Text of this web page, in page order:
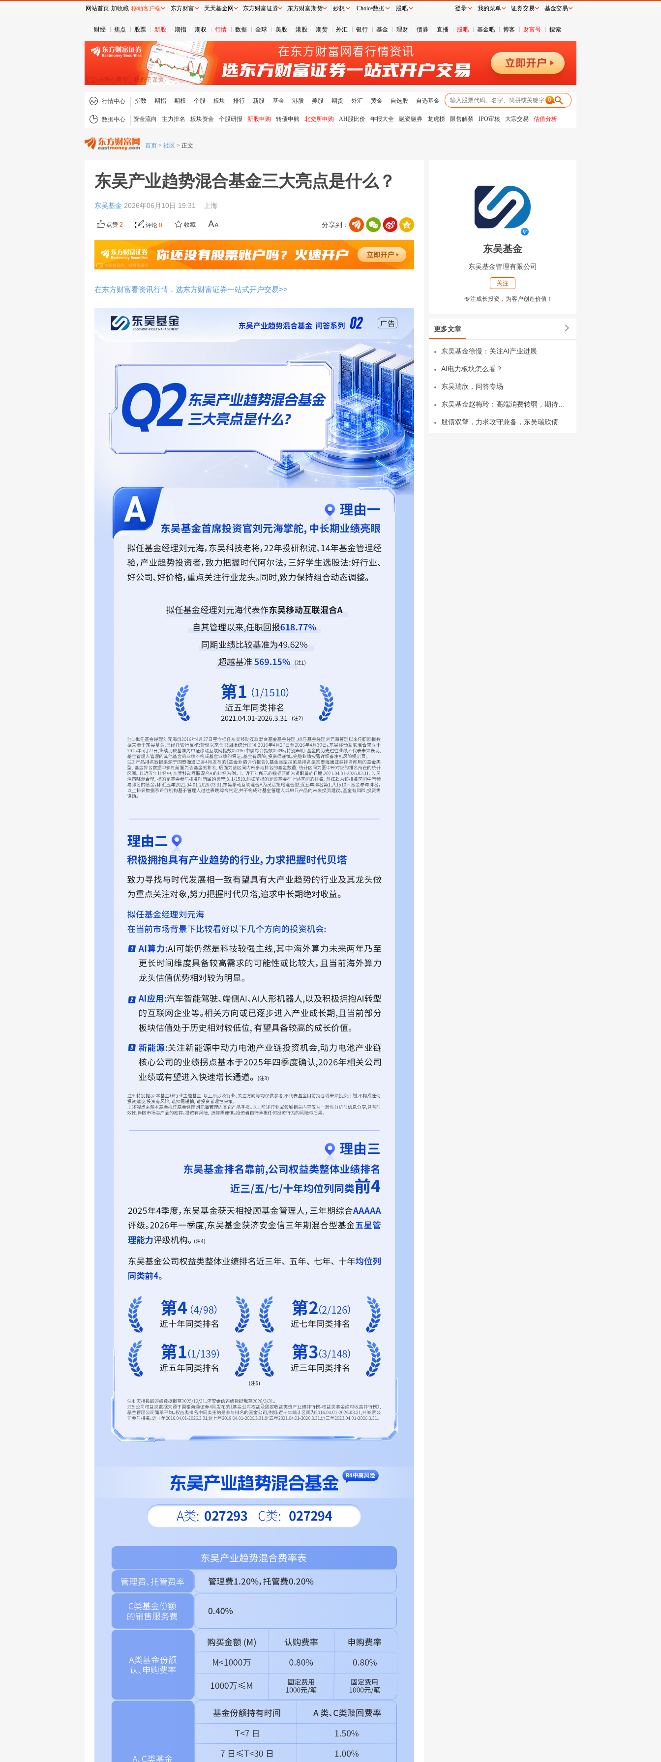
财经 焦点 股票 新股 期指 期权 行情 数据 全球 美股 港股 期货 外汇 银行 基金 理财 债券 直播 股吧 基金吧 博客 财富号 搜索
行情中心 指数 期指 期权 个股 板块 排行 新股 基金 港股 美股 期货 外汇 黄金 自选股 自选基金 0
数据中心 资金流向 主力排名 板块资金 个股研报 新股申购 转债申购 北交所申购 AH股比价 年报大全 融资融券 龙虎榜 限售解禁 IPO审核 大宗交易 估值分析
首页 > 社区 > 正文
东吴产业趋势混合基金三大亮点是什么？
东吴基金 2026年06月10日 19:31 上海
分享到：
点赞 2 评论 0 收藏
在东方财富看资讯行情，选东方财富证券一站式开户交易>>
东吴基金
东吴基金管理有限公司
关注
专注成长投资，为客户创造价值！
更多文章
东吴基金徐慢：关注AI产业进展
AI电力板块怎么看？
东吴瑞欣，问答专场
网站首页 加收藏 移动客户端 东方财富 天天基金网 东方财富证券 东方财富期货 妙想 Choice数据 股吧 登录 我的菜单 证券交易 基金交易